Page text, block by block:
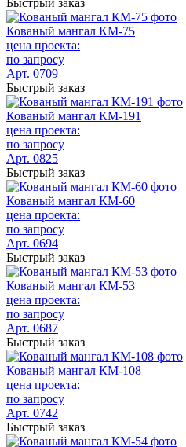
Кованый мангал КМ-75
цена проекта:
по запросу
Арт. 0709
Быстрый заказ
Кованый мангал КМ-191
цена проекта:
по запросу
Арт. 0825
Быстрый заказ
Кованый мангал КМ-60
цена проекта:
по запросу
Арт. 0694
Быстрый заказ
Кованый мангал КМ-53
цена проекта:
по запросу
Арт. 0687
Быстрый заказ
Кованый мангал КМ-108
цена проекта:
по запросу
Арт. 0742
Быстрый заказ